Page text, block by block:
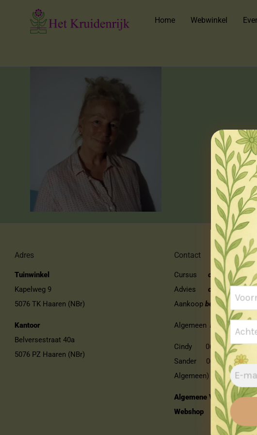
Home Webwinkel
Adres
Tuinwinkel
Kapelweg 9
5076 TK Haaren (NBr)
Kantoor
Belversestraat 40a
5076 PZ Haaren (NBr)
Contact
Cursus
Advies
Aankoop
Algemeen
Cindy 06-13 35 54 16
Sander 06-11 45 21 24
Algemeen)
Algemene Voorwaarden
Webshop